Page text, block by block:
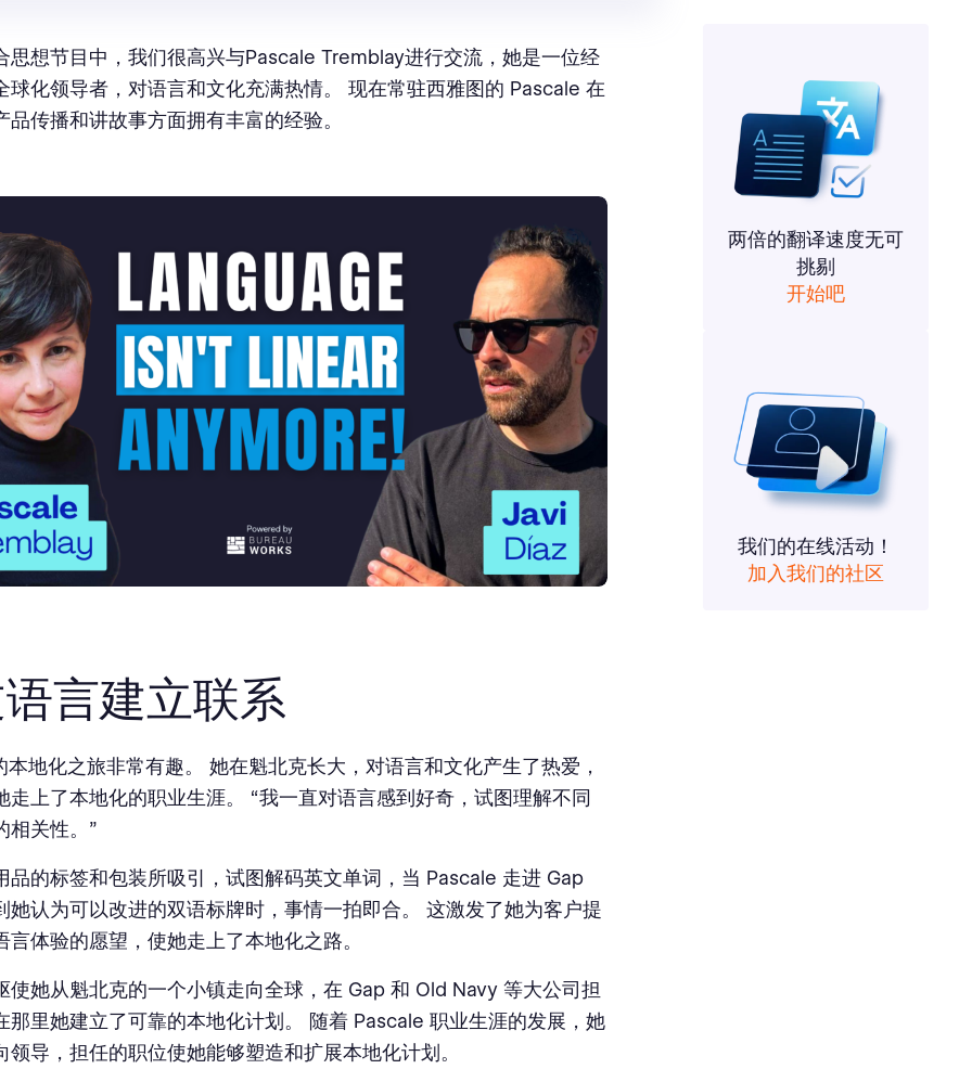
思想节目中，我们很高兴与Pascale Tremblay进行交流，她是一位经
球化领导者，对语言和文化充满热情。 现在常驻西雅图的 Pascale 在
品传播和讲故事方面拥有丰富的经验。
言建立联系
本地化之旅非常有趣。 她在魁北克长大，对语言和文化产生了热爱，
走上了本地化的职业生涯。 “我一直对语言感到好奇，试图理解不同
相关性。”
品的标签和包装所吸引，试图解码英文单词，当 Pascale 走进 Gap
她认为可以改进的双语标牌时，事情一拍即合。 这激发了她为客户提
言体验的愿望，使她走上了本地化之路。
使她从魁北克的一个小镇走向全球，在 Gap 和 Old Navy 等大公司担
那里她建立了可靠的本地化计划。 随着 Pascale 职业生涯的发展，她
领导，担任的职位使她能够塑造和扩展本地化计划。
两倍的翻译速度无可
挑剔
开始吧
我们的在线活动！
加入我们的社区